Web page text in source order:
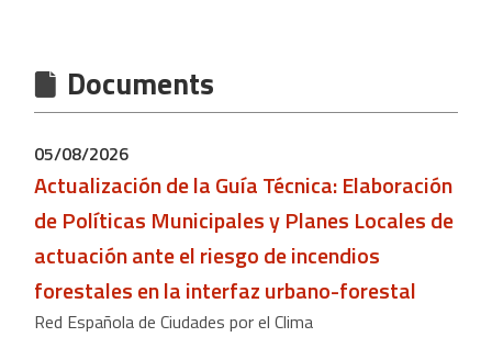
Documents
05/08/2026
Actualización de la Guía Técnica: Elaboración
de Políticas Municipales y Planes Locales de
actuación ante el riesgo de incendios
forestales en la interfaz urbano-forestal
Red Española de Ciudades por el Clima